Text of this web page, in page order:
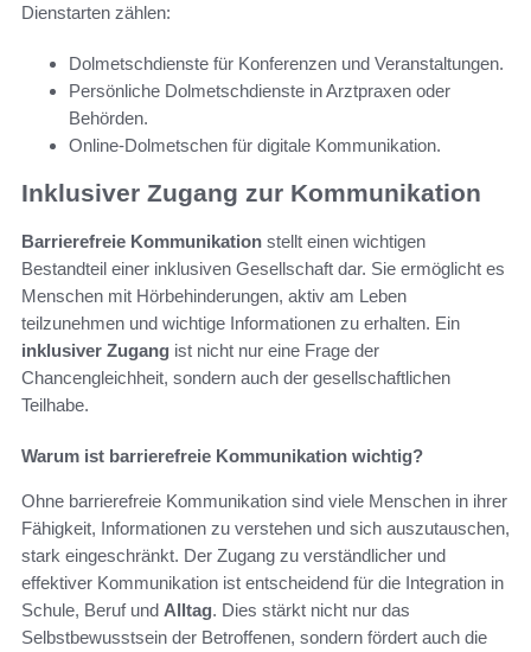
Dienstarten zählen:
Dolmetschdienste für Konferenzen und Veranstaltungen.
Persönliche Dolmetschdienste in Arztpraxen oder
Behörden.
Online-Dolmetschen für digitale Kommunikation.
Inklusiver Zugang zur Kommunikation
Barrierefreie Kommunikation stellt einen wichtigen
Bestandteil einer inklusiven Gesellschaft dar. Sie ermöglicht es
Menschen mit Hörbehinderungen, aktiv am Leben
teilzunehmen und wichtige Informationen zu erhalten. Ein
inklusiver Zugang ist nicht nur eine Frage der
Chancengleichheit, sondern auch der gesellschaftlichen
Teilhabe.
Warum ist barrierefreie Kommunikation wichtig?
Ohne barrierefreie Kommunikation sind viele Menschen in ihrer
Fähigkeit, Informationen zu verstehen und sich auszutauschen,
stark eingeschränkt. Der Zugang zu verständlicher und
effektiver Kommunikation ist entscheidend für die Integration in
Schule, Beruf und Alltag. Dies stärkt nicht nur das
Selbstbewusstsein der Betroffenen, sondern fördert auch die